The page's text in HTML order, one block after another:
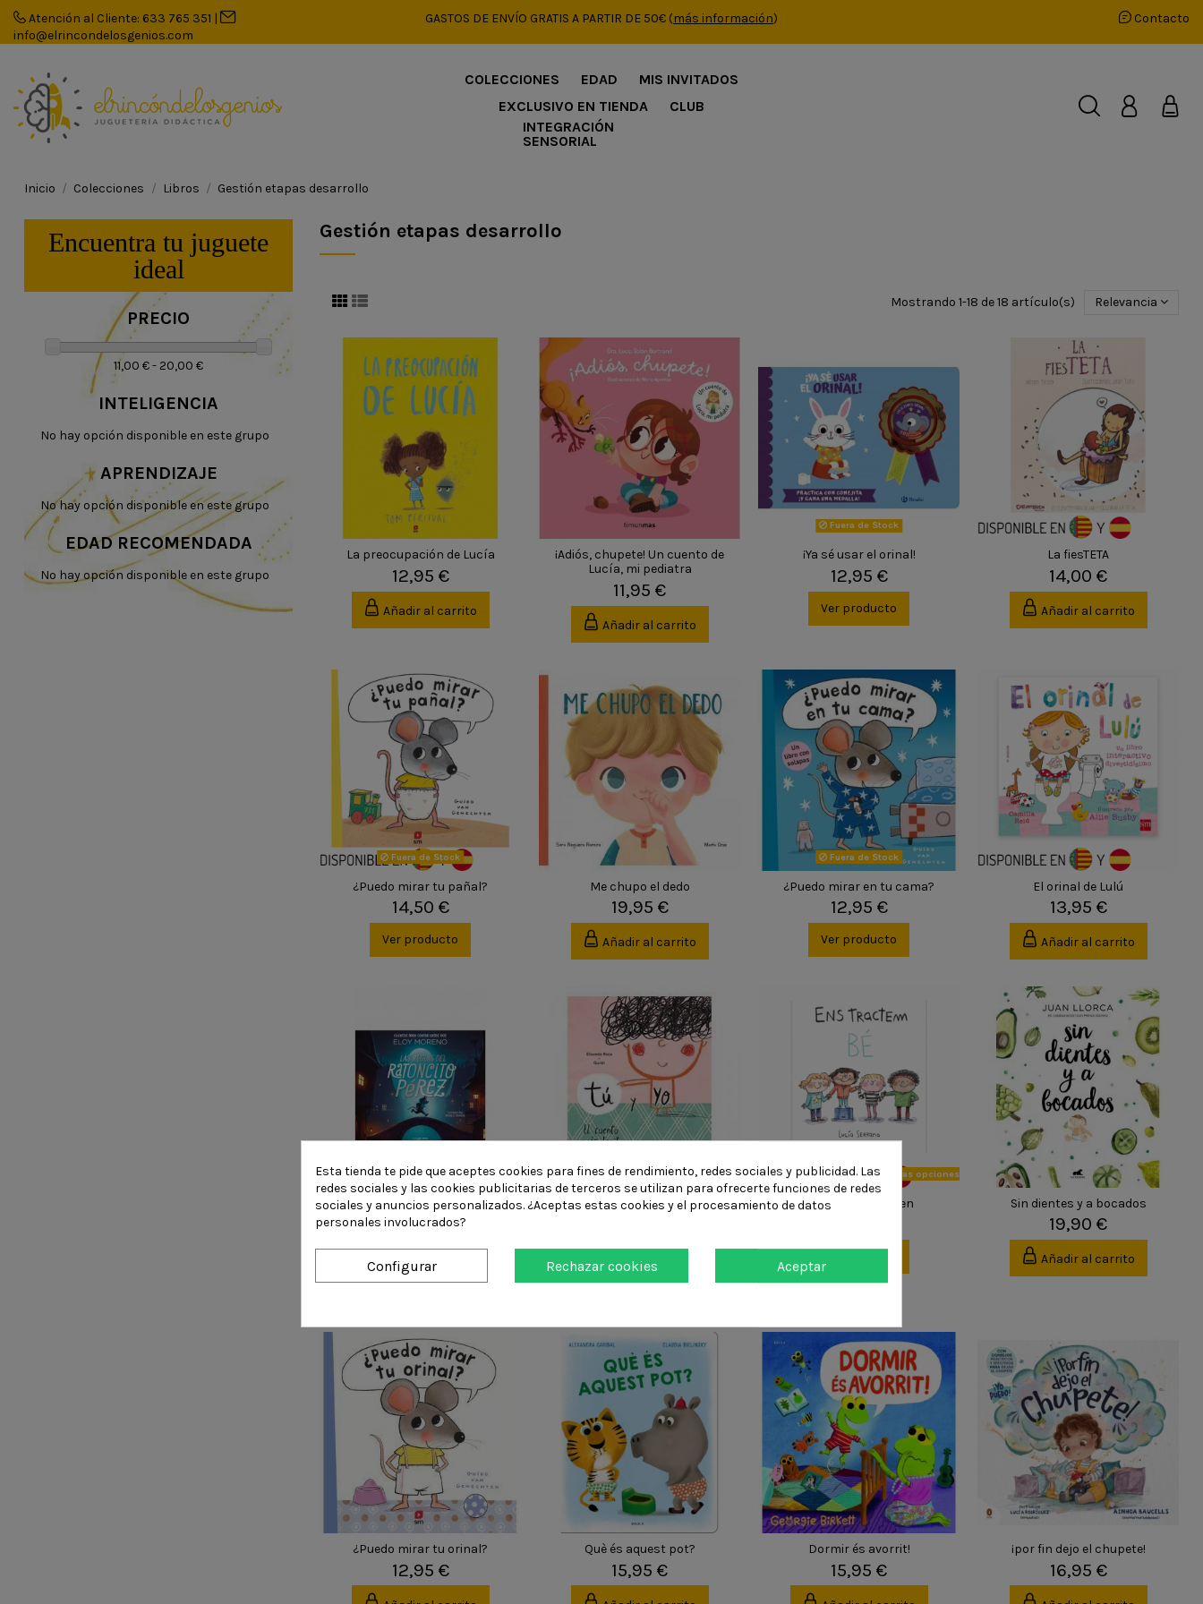
Atención al Cliente: 633 765 351 |
info@elrincondelosgenios.com
GASTOS DE ENVÍO GRATIS A PARTIR DE 50€ (más información) Contacto
COLECCIONES EDAD
MIS INVITADOS
EXCLUSIVO EN TIENDA
CLUB
INTEGRACIÓN
SENSORIAL
Inicio Colecciones Libros Gestión etapas desarrollo
Gestión etapas desarrollo
Mostrando 1-18 de 18 artículo(s) Relevancia
La preocupación de Lucía
12,95 €
Añadir al carrito
¡Adiós, chupete! Un cuento de
Lucía, mi pediatra
11,95 €
Añadir al carrito
Fuera de Stock
¡Ya sé usar el orinal!
12,95 €
Ver producto
La fiesTETA
14,00 €
Añadir al carrito
Fuera de Stock
¿Puedo mirar tu pañal?
14,50 €
Ver producto
Me chupo el dedo
19,95 €
Añadir al carrito
Fuera de Stock
¿Puedo mirar en tu cama?
12,95 €
Ver producto
El orinal de Lulú
13,95 €
Añadir al carrito
Las reglas del ratoncito Pérez
(Colección Cuentos para
15,95 €
Añadir al carrito
Tu y yo. El cuento más bonito
Añadir al carrito
Producto disponible con otras opciones
Nos tratamos bien Sin dientes y a bocados
19,90 €
Añadir al carrito
¿Puedo mirar tu orinal?
12,95 €
Què és aquest pot?
15,95 €
Dormir és avorrit!
15,95 €
¡por fin dejo el chupete!
16,95 €
Encuentra tu juguete
ideal
PRECIO
11,00 € - 20,00 €
INTELIGENCIA
No hay opción disponible en este grupo
APRENDIZAJE
No hay opción disponible en este grupo
EDAD RECOMENDADA
No hay opción disponible en este grupo
Esta tienda te pide que aceptes cookies para fines de rendimiento, redes sociales y publicidad. Las
redes sociales y las cookies publicitarias de terceros se utilizan para ofrecerte funciones de redes
sociales y anuncios personalizados. ¿Aceptas estas cookies y el procesamiento de datos
personales involucrados?
Aceptar
Rechazar cookies
Configurar